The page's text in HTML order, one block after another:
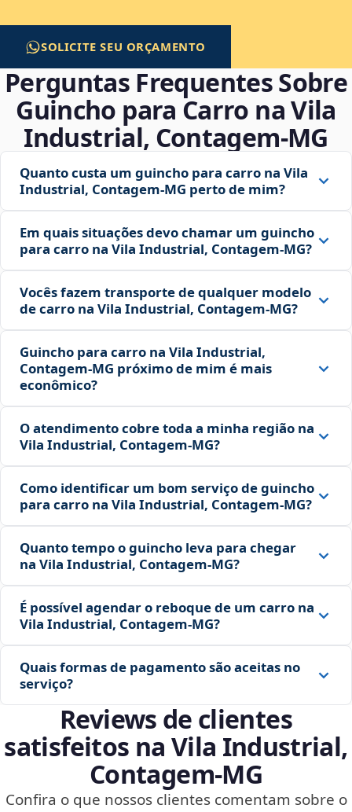
SOLICITE SEU ORÇAMENTO
Perguntas Frequentes Sobre
Guincho para Carro na Vila
Industrial, Contagem‑MG
Quanto custa um guincho para carro na Vila
Industrial, Contagem‑MG perto de mim?
Em quais situações devo chamar um guincho
para carro na Vila Industrial, Contagem‑MG?
Vocês fazem transporte de qualquer modelo
de carro na Vila Industrial, Contagem‑MG?
Guincho para carro na Vila Industrial,
Contagem‑MG próximo de mim é mais
econômico?
O atendimento cobre toda a minha região na
Vila Industrial, Contagem‑MG?
Como identificar um bom serviço de guincho
para carro na Vila Industrial, Contagem‑MG?
Quanto tempo o guincho leva para chegar
na Vila Industrial, Contagem‑MG?
É possível agendar o reboque de um carro na
Vila Industrial, Contagem‑MG?
Quais formas de pagamento são aceitas no
serviço?
Reviews de clientes
satisfeitos na Vila Industrial,
Contagem‑MG
Confira o que nossos clientes comentam sobre o